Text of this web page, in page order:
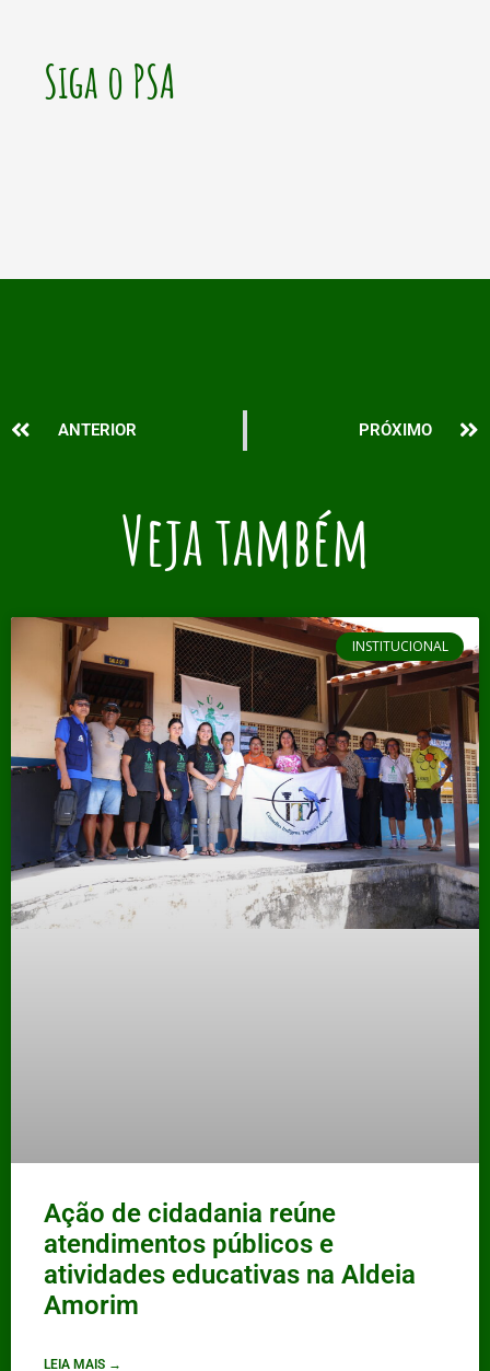
Siga o PSA
ANTERIOR PRÓXIMO
Veja também
INSTITUCIONAL
Ação de cidadania reúne
atendimentos públicos e
atividades educativas na Aldeia
Amorim
LEIA MAIS →